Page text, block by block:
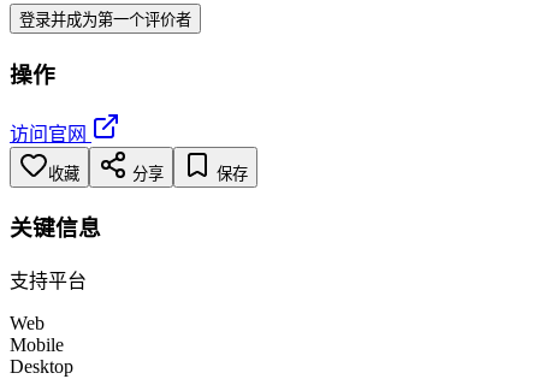
登录并成为第一个评价者
操作
访问官网
收藏 分享 保存
关键信息
支持平台
Web
Mobile
Desktop